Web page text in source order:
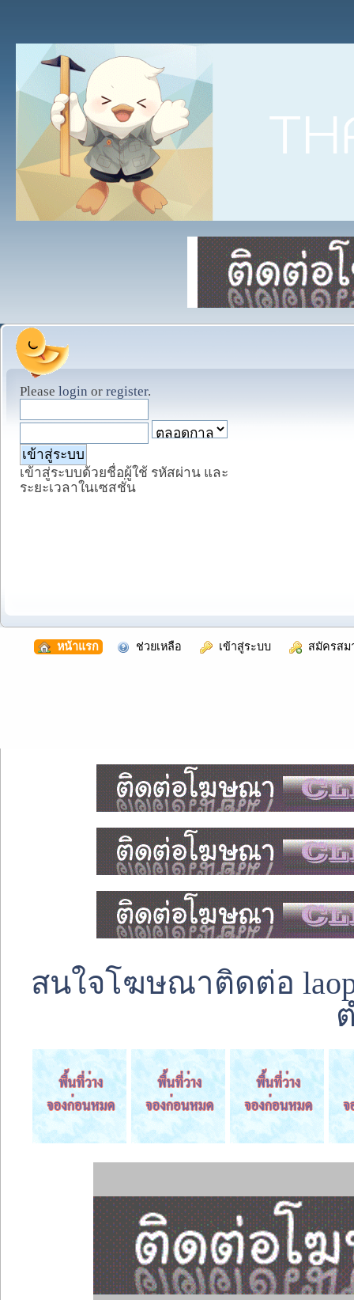
Please login or register.
เข้าสู่ระบบด้วยชื่อผู้ใช้ รหัสผ่าน และ
ระยะเวลาในเซสชั่น
หน้าแรก ช่วยเหลือ เข้าสู่ระบบ สมัครสม
สนใจโฆษณาติดต่อ